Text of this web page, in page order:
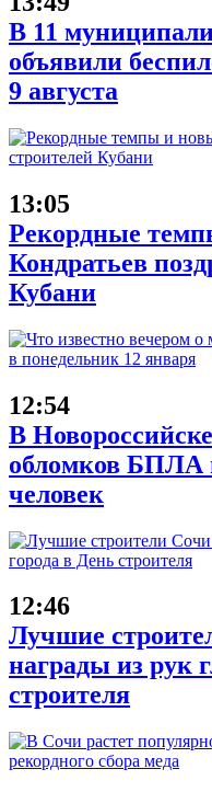
В 11
объявили
9 августа
13:05
Рекордные
Кондратьев
Кубани
12:54
В
обломков БПЛА
человек
12:46
Лучшие
награды из рук
строителя